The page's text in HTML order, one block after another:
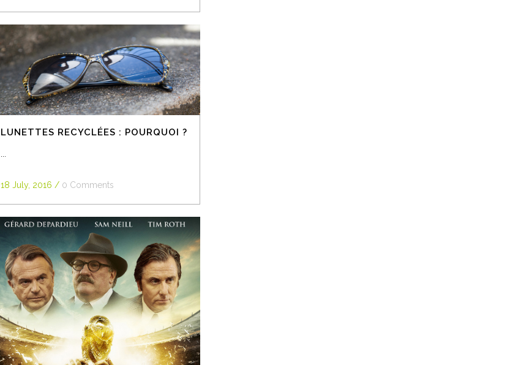
LUNETTES RECYCLÉES : POURQUOI ?
18 July, 2016 / 0 Comments